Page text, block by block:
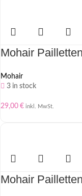
Mohair
Mohair
3 in stock
29,00 € inkl. MwSt.
Mohair